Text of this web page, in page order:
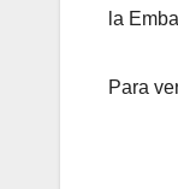
la
Para